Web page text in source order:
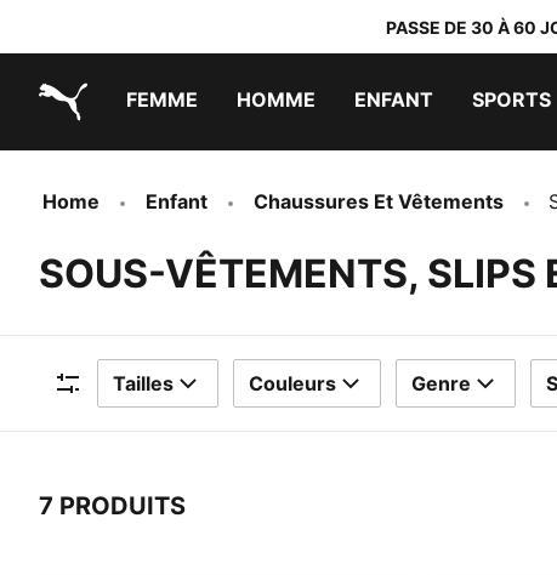
PASSE DE 30 À 60
FEMME HOMME ENFANT SPORTS
Home Enfant Chaussures Et Vêtements
SOUS-VÊTEMENTS, SLIPS
Filtres
Tailles Couleurs Genre
7 PRODUITS